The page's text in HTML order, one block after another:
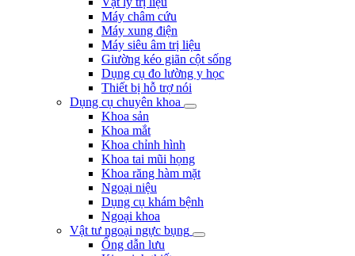
Máy châm cứu
Máy xung điện
Máy siêu âm trị liệu
Giường kéo giãn cột sống
Dụng cụ đo lường y học
Thiết bị hỗ trợ nói
Dụng cụ chuyên khoa
Khoa sản
Khoa mắt
Khoa chỉnh hình
Khoa tai mũi họng
Khoa răng hàm mặt
Ngoại niệu
Dụng cụ khám bệnh
Ngoại khoa
Vật tư ngoại ngực bụng
Ống dẫn lưu